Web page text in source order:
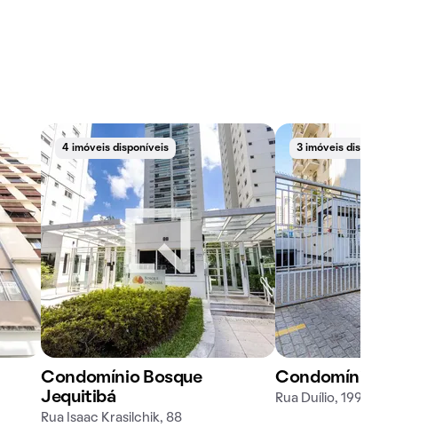
4 imóveis disponíveis
Condomínio Bosque
Jequitibá
Rua Isaac Krasilchik, 88
3 imóveis disponíveis
Condomínio
Rua Duílio, 199